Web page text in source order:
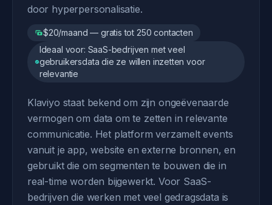
door hyperpersonalisatie.
$20/maand — gratis tot 250 contacten
Ideaal voor: SaaS-bedrijven met veel
gebruikersdata die ze willen inzetten voor
relevantie
Klaviyo staat bekend om zijn ongeëvenaarde
vermogen om data om te zetten in relevante
communicatie. Het platform verzamelt events
vanuit je app, website en externe bronnen, en
gebruikt die om segmenten te bouwen die in
real-time worden bijgewerkt. Voor SaaS-
bedrijven die werken met veel gedragsdata is